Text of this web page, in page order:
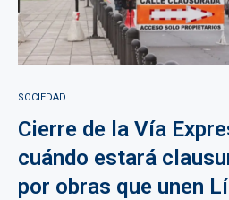
SOCIEDAD
Cierre de la Vía
cuándo estará
por obras que unen